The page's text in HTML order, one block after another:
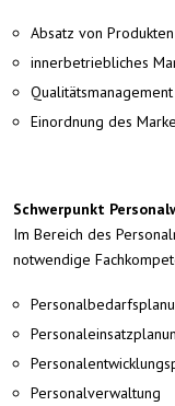
Absatz von
innerbetriebliches
Einordnung des
Schwerpunkt
Im Bereich des
notwendige
Personalverwaltung